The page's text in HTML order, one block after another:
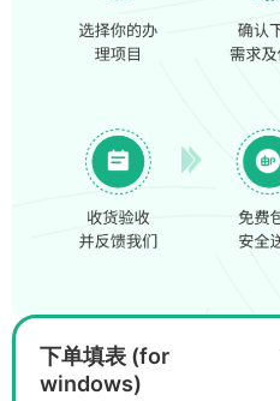
下单填表 (for
windows)